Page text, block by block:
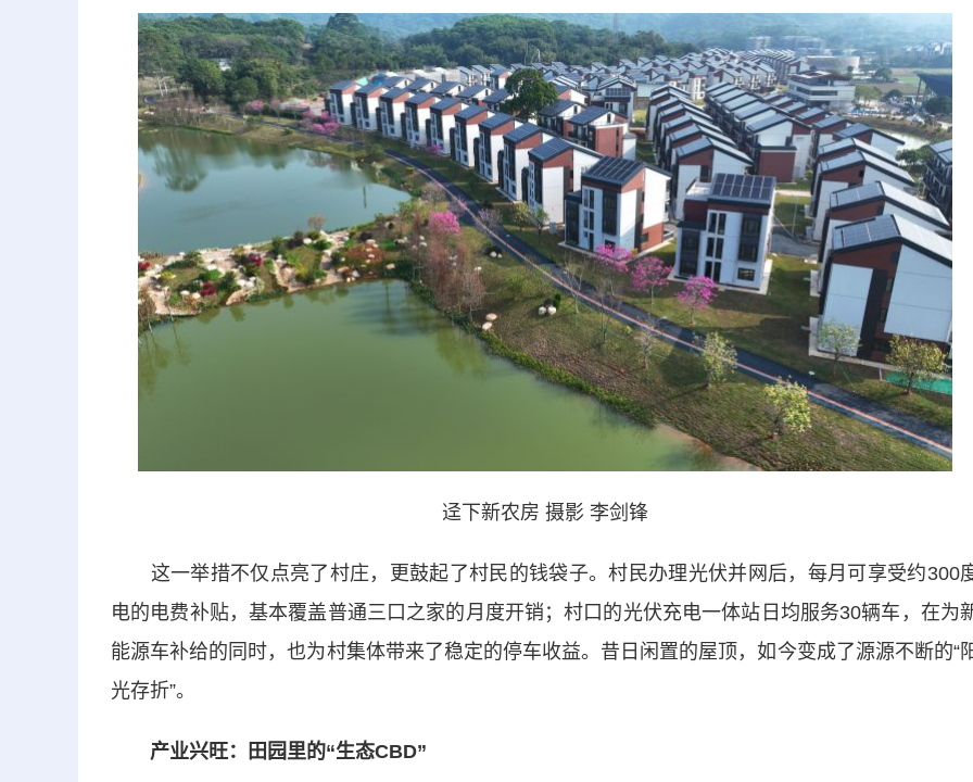
迳下新农房 摄影 李剑锋
这一举措不仅点亮了村庄，更鼓起了村民的钱袋子。村民办理光伏并网后，每月可享受约300
电的电费补贴，基本覆盖普通三口之家的月度开销；村口的光伏充电一体站日均服务30辆车，在为
能源车补给的同时，也为村集体带来了稳定的停车收益。昔日闲置的屋顶，如今变成了源源不断的“
光存折”。
产业兴旺：田园里的“生态CBD”